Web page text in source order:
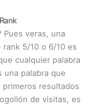
Pues veras, una
5/10 o 6/10 es
cualquier palabra
una palabra que
primeros resultados
de visitas, es